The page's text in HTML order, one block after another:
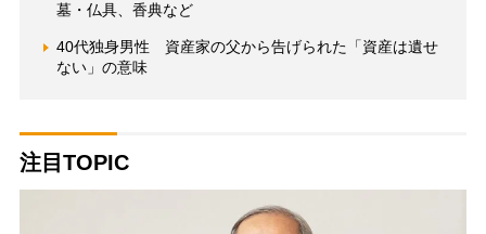
墓・仏具、香典など
40代独身男性 資産家の父から告げられた「資産は遺せ
ない」の意味
注目TOPIC